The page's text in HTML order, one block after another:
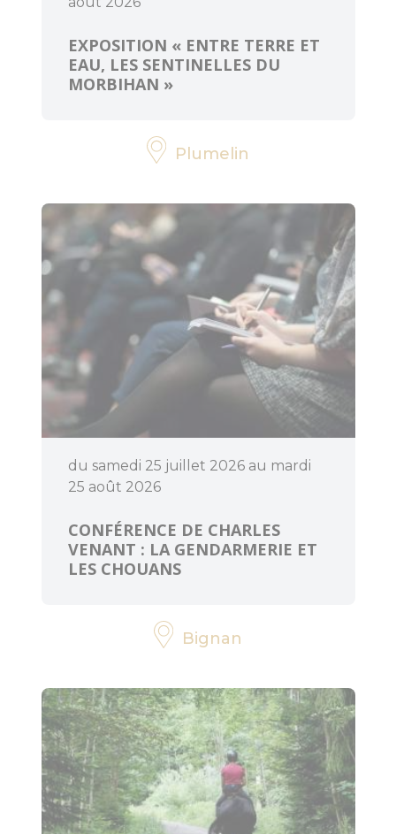
EXPOSITION « ENTRE TERRE ET
EAU, LES SENTINELLES DU
MORBIHAN »
Plumelin
du samedi 25 juillet 2026 au mardi
25 août 2026
CONFÉRENCE DE CHARLES
VENANT : LA GENDARMERIE ET
LES CHOUANS
Bignan